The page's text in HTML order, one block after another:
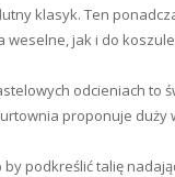
klasyk. Ten
jak i do
odcieniach to
proponuje duży
podkreślić talię